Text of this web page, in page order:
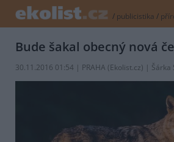
/ publicistika /
Bude šakal obecný nová
30.11.2016 01:54 | PRAHA (Ekolist.cz) | Šárka